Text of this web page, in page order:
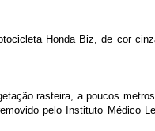
Honda Biz, de cor
rasteira, a poucos
pelo Instituto Médico